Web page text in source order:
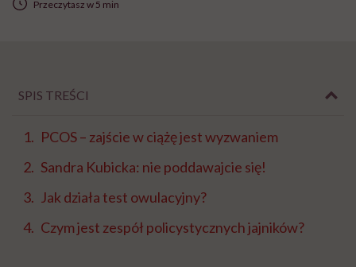
Przeczytasz w 5 min
SPIS TREŚCI
PCOS – zajście w ciążę jest wyzwaniem
Sandra Kubicka: nie poddawajcie się!
Jak działa test owulacyjny?
Czym jest zespół policystycznych jajników?